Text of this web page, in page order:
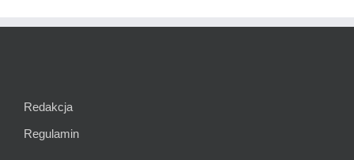
Redakcja
Regulamin